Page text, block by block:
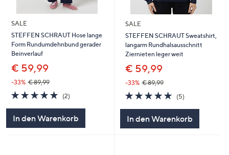
SALE
STEFFEN SCHRAUT Hose lange
Form Rundumdehnbund gerader
Beinverlauf
€ 59,99
-33% € 89,99
5.0
von
(2)2
In den Warenkorb
SALE
STEFFEN SCHRAUT Sweatshirt,
langarm Rundhalsausschnitt
Ziernieten leger weit
€ 59,99
-33% € 89,99
5.0
von
(5)5
In den Warenkorb